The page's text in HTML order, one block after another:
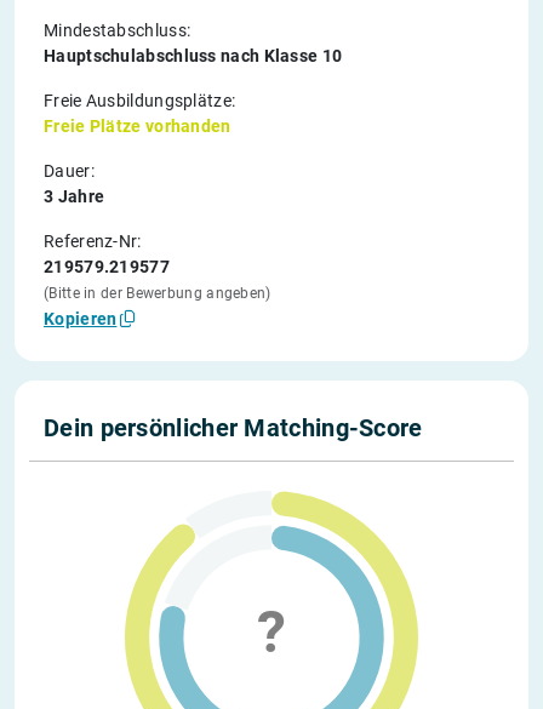
Mindestabschluss:
Hauptschulabschluss nach Klasse 10
Freie Ausbildungsplätze:
Freie Plätze vorhanden
Dauer:
3 Jahre
Referenz-Nr:
219579.219577
(Bitte in der Bewerbung angeben)
Kopieren
Dein persönlicher Matching-Score